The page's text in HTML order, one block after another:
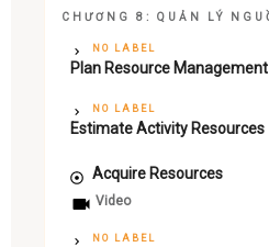
CHƯƠNG 8: QUẢN LÝ
NO LABEL
Plan Resource Management
NO LABEL
Estimate Activity Resources
Acquire Resources
Video
NO LABEL